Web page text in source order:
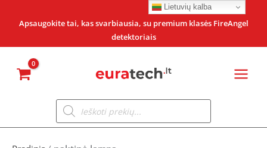
Apsaugokite tai, kas svarbiausia, su premium klasės FireAngel
detektoriais
Products
search
Lietuvių kalba